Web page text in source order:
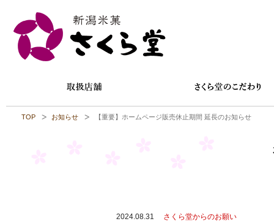
TOP お知らせ 【重要】ホームページ販売休止期間 延長のお知らせ
2024.08.31 さくら堂からのお願い